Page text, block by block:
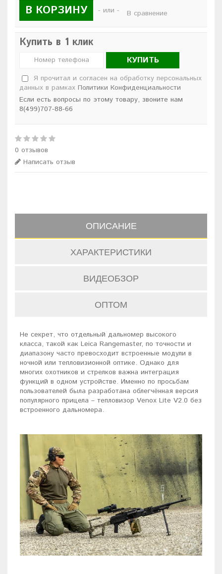
В КОРЗИНУ - или - В сравнение
Купить в 1 клик
КУПИТЬ
Я прочитал и согласен на обработку персональных
данных в рамках Политики Конфиденциальности
Если есть вопросы по этому товару, звоните нам
8(499)707-88-66
0 отзывов
Написать отзыв
ОПИСАНИЕ
ХАРАКТЕРИСТИКИ
ВИДЕОБЗОР
ОПТОМ
Не секрет, что отдельный дальномер высокого
класса, такой как Leica Rangemaster, по точности и
диапазону часто превосходит встроенные модули в
ночной или тепловизионной оптике. Однако для
многих охотников и стрелков важна интеграция
функций в одном устройстве. Именно по просьбам
пользователей была разработана облегчённая версия
популярного прицела – тепловизор Venox Lite V2.0 без
встроенного дальномера.